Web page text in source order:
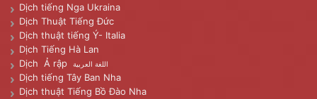
Dịch tiếng Nga Ukraina
Dịch Thuật Tiếng Đức
Dịch thuật tiếng Ý- Italia
Dịch Tiếng Hà Lan
Dịch Ả rập
اللغة العربية
Dịch tiếng Tây Ban Nha
Dịch thuật Tiếng Bồ Đào Nha